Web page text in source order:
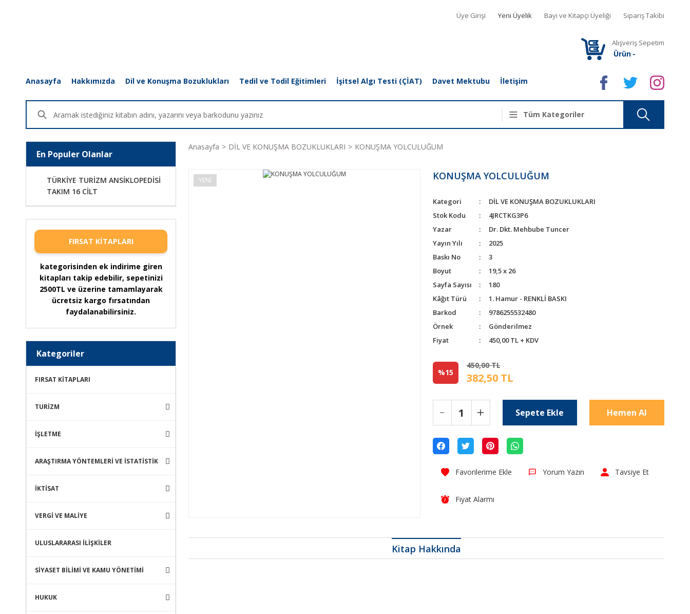
Üye Girişi Yeni Üyelik Bayi ve Kitapçı Üyeliği Sipariş Takibi
Alışveriş Sepetim
Ürün -
Anasayfa Hakkımızda Dil ve Konuşma Bozuklukları Tedil ve Todil Eğitimleri İşitsel Algı Testi (ÇİAT) Davet Mektubu İletişim
En Populer Olanlar
TÜRKİYE TURİZM ANSİKLOPEDİSİ
TAKIM 16 CİLT
FIRSAT KİTAPLARI
kategorisinden ek indirime giren
kitapları takip edebilir, sepetinizi
2500TL ve üzerine tamamlayarak
ücretsiz kargo fırsatından
faydalanabilirsiniz.
Kategoriler
FIRSAT KİTAPLARI
TURİZM
İŞLETME
ARAŞTIRMA YÖNTEMLERİ VE İSTATİSTİK
İKTİSAT
VERGİ VE MALİYE
ULUSLARARASI İLİŞKİLER
SİYASET BİLİMİ VE KAMU YÖNETİMİ
HUKUK
Anasayfa DİL VE KONUŞMA BOZUKLUKLARI KONUŞMA YOLCULUĞUM
YENİ KONUŞMA YOLCULUĞUM
Kategori
DİL VE KONUŞMA BOZUKLUKLARI
Stok Kodu
4JRCTKG3P6
Yazar
Dr. Dkt. Mehbube Tuncer
Yayın Yılı
2025
Baskı No
3
Boyut
19,5 x 26
Sayfa Sayısı
180
Kâğıt Türü
1. Hamur - RENKLİ BASKI
Barkod
9786255532480
Örnek
Gönderilmez
Fiyat
450,00 TL + KDV
%15
450,00 TL
382,50 TL
Sepete Ekle Hemen Al
Yorum Yazın Tavsiye Et
Fiyat Alarmı
Kitap Hakkında